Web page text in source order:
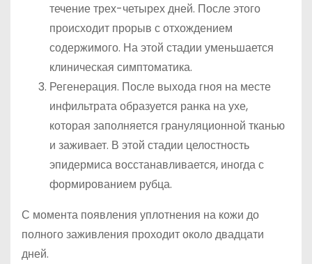
течение трех-четырех дней. После этого
происходит прорыв с отхождением
содержимого. На этой стадии уменьшается
клиническая симптоматика.
Регенерация. После выхода гноя на месте
инфильтрата образуется ранка на ухе,
которая заполняется грануляционной тканью
и заживает. В этой стадии целостность
эпидермиса восстанавливается, иногда с
формированием рубца.
С момента появления уплотнения на кожи до
полного заживления проходит около двадцати
дней.